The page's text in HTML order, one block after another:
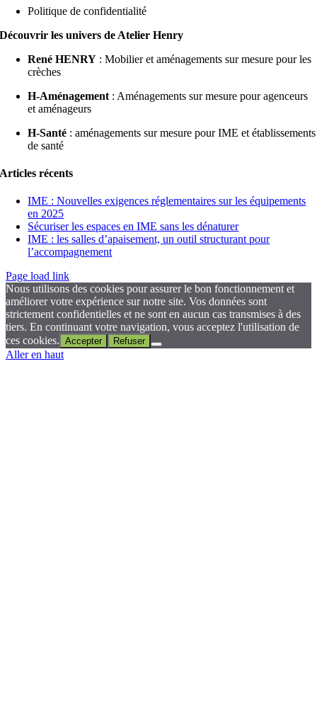
Politique de confidentialité
Découvrir les univers de Atelier Henry
René HENRY : Mobilier et aménagements sur mesure pour les
crèches
H-Aménagement : Aménagements sur mesure pour agenceurs
et aménageurs
H-Santé : aménagements sur mesure pour IME et établissements
de santé
Articles récents
IME : Nouvelles exigences réglementaires sur les équipements
en 2025
Sécuriser les espaces en IME sans les dénaturer
IME : les salles d’apaisement, un outil structurant pour
l’accompagnement
Page load link
Nous utilisons des cookies pour assurer le bon fonctionnement et
améliorer votre expérience sur notre site. Vos données sont
strictement confidentielles et ne sont en aucun cas transmises à des
tiers. En continuant votre navigation, vous acceptez l'utilisation de
ces cookies. Accepter Refuser
Aller en haut